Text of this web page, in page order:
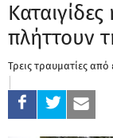
πλήττουν
Τρεις τραυματίες